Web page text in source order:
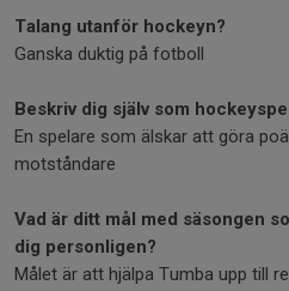
Talang utanför hockeyn?
Ganska duktig på fotboll
Beskriv dig själv som
En spelare som älskar att göra
motståndare
Vad är ditt mål med säsongen
dig personligen?
Målet är att hjälpa Tumba upp till